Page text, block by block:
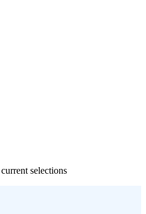
selections